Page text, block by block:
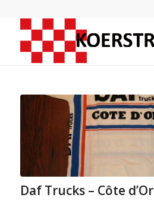
Daf Trucks – Côte d’Or